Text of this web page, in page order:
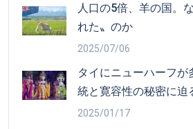
人口の5倍、羊の国。
れた〟のか
2025/07/06
タイにニューハーフが
統と寛容性の秘密に迫
2025/01/17